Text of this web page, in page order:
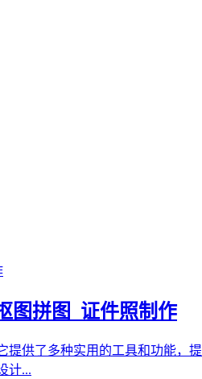
图拼图_证件照制作
供了多种实用的工具和功能
计...